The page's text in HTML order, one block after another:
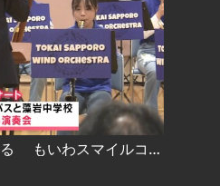
「音楽でチカラで笑顔を届ける もいわスマイルコンサート」